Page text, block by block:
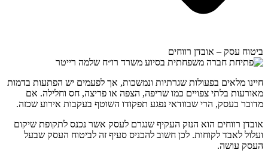
ביטוח עסק – אובדן רווחים
חיינו מלאים בפעולות שגרתיות ונמשכות, אך לפעמים יש הפתעות בדמות
מאורעות בלתי צפויים כמו שריפה, הצפה או פריצה, חס וחלילה. אם
מדובר בעסק, הרי שבוודאי נפגע תפקודו השוטף בעקבות אירוע שכזה.
אובדן רווחים הוא הנזק העקיף שנגרם לעסק אשר נכנס לתקופת שיקום
ועלול לאבד לקוחות. לכן חשוב להכניס סעיף זה לביטוח העסק שבעל
העסק עושה.